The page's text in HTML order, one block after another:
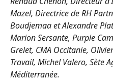
Mazel, Directrice de RH
Boudjemaa et Alexandre
Marion Sersante, Purple
Grelet, CMA Occitanie,
Travail, Michel Valero, Sète
Méditerranée.